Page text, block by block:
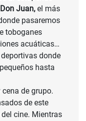
Juan, el más
pasaremos
toboganes
acuáticas…
donde
hasta
de grupo.
de este
cine. Mientras